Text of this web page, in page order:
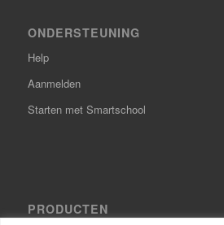
ONDERSTEUNING
Help
Aanmelden
Starten met Smartschool
PRODUCTEN